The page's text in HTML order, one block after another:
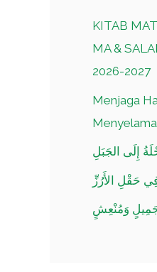
KITAB
MA &
2026-2027
Menjaga
إِلَى الجَبَلِ
حَقْلِ الأَرُزِّ
وَمُنْعِشٍ